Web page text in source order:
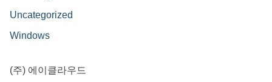
Uncategorized
Windows
(주) 에이클라우드